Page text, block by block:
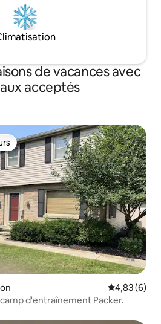
de vacances avec
acceptés
Évaluation
4,83 (6)
d'entraînement Packer.